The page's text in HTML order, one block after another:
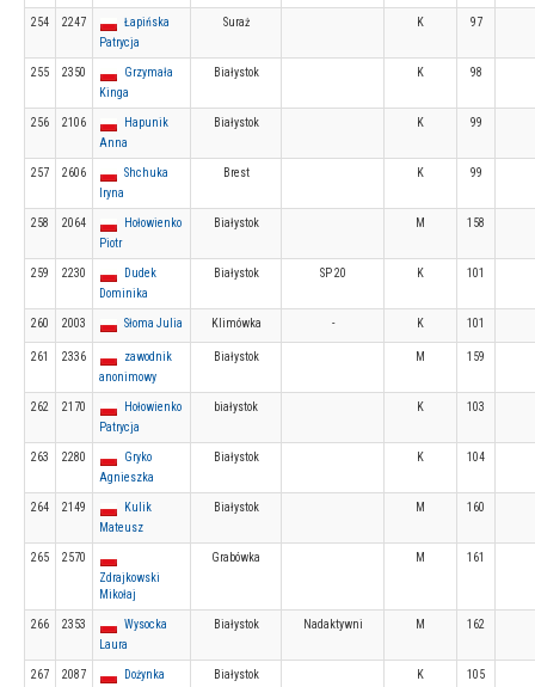
254 2247
Łapińska
Patrycja
Suraż K 97
255 2350
Grzymała
Kinga
Białystok K 98
256 2106
Hapunik
Anna
Białystok K 99
257 2606
Shchuka
Iryna
Brest K 99
258 2064
Hołowienko
Piotr
Białystok M 158
259 2230
Dudek
Dominika
Białystok SP 20 K 101
260 2003 Słoma Julia Klimówka - K 101
261 2336
zawodnik
anonimowy
Białystok M 159
262 2170
Hołowienko
Patrycja
białystok K 103
263 2280
Gryko
Agnieszka
Białystok K 104
264 2149
Kulik
Mateusz
Białystok M 160
265
2570
Zdrajkowski
Mikołaj
Grabówka M 161
266 2353
Wysocka
Laura
Białystok Nadaktywni M 162
267 2087
Dożynka
Białystok K 105